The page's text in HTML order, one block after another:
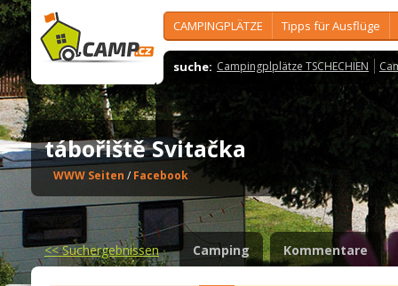
CAMPINGPLÄTZE Tipps für Ausflüge
suche: Campingplplätze TSCHECHIEN
tábořiště Svitačka
WWW Seiten / Facebook
<<Suchergebnissen Camping Kommentare